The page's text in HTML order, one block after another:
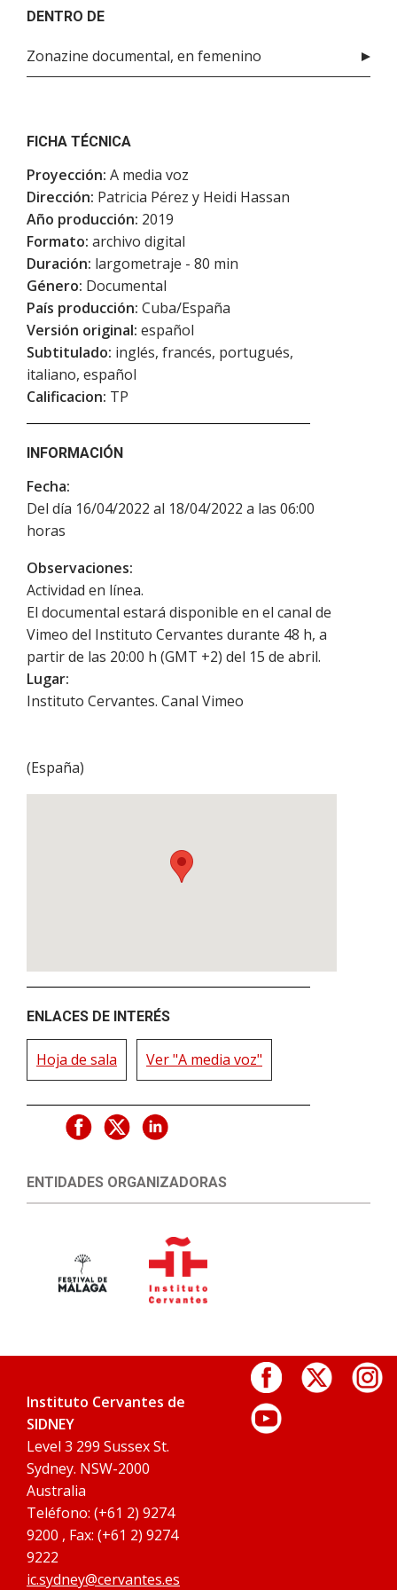
DENTRO DE
Zonazine documental, en femenino
FICHA TÉCNICA
Proyección: A media voz
Dirección: Patricia Pérez y Heidi Hassan
Año producción: 2019
Formato: archivo digital
Duración: largometraje - 80 min
Género: Documental
País producción: Cuba/España
Versión original: español
Subtitulado: inglés, francés, portugués,
italiano, español
Calificacion: TP
INFORMACIÓN
Fecha:
Del día 16/04/2022 al 18/04/2022 a las 06:00
horas
Observaciones:
Actividad en línea.
El documental estará disponible en el canal de
Vimeo del Instituto Cervantes durante 48 h, a
partir de las 20:00 h (GMT +2) del 15 de abril.
Lugar:
Instituto Cervantes. Canal Vimeo
(España)
ENLACES DE INTERÉS
Hoja de sala Ver "A media voz"
ENTIDADES ORGANIZADORAS
Instituto Cervantes de
SIDNEY
Level 3 299 Sussex St.
Sydney. NSW-2000
Australia
Teléfono: (+61 2) 9274
9200 , Fax: (+61 2) 9274
9222
ic.sydney@cervantes.es